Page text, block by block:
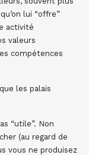
lui “offre”
activité
valeurs
compétences
les palais
“utile”. Non
(au regard de
vous ne produisez